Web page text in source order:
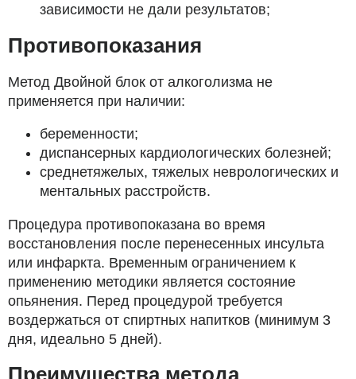
зависимости не дали результатов;
Противопоказания
Метод Двойной блок от алкоголизма не
применяется при наличии:
беременности;
диспансерных кардиологических болезней;
среднетяжелых, тяжелых неврологических и
ментальных расстройств.
Процедура противопоказана во время
восстановления после перенесенных инсульта
или инфаркта. Временным ограничением к
применению методики является состояние
опьянения. Перед процедурой требуется
воздержаться от спиртных напитков (минимум 3
дня, идеально 5 дней).